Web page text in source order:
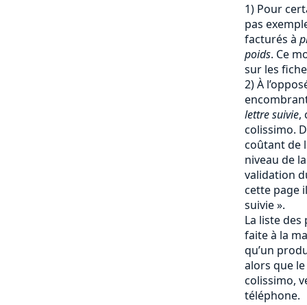
1) Pour
pas
facturés à
poids. Ce
sur les
2) À
lettre suivie,
colissimo.
coûtant de
niveau de
validation
cette page
suivie ».
La liste
faite à la
qu’un
alors que
colissimo,
téléphone.